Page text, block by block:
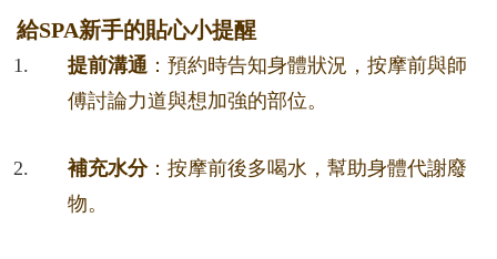
給SPA新手的貼心小提醒
提前溝通 ：預約時告知身體狀況，按摩前與師
傅討論力道與想加強的部位。
補充水分：按摩前後多喝水，幫助身體代謝廢
物。